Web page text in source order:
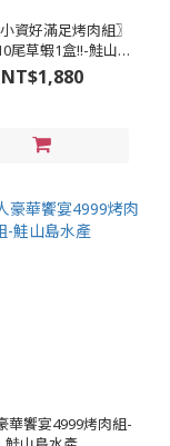
小資好滿足烤肉組〗
尾草蝦1盒!!-鮭山島
水產
NT$1,880
華饗宴4999烤肉組-